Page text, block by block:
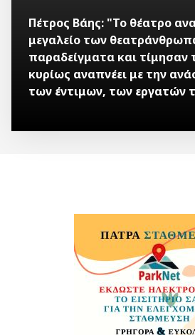
Πέτρος Βάης: "Το θέατρο
μεγαλείο των
παραδείγματα και τίμησαν
κυρίως αναπνέει με την
των έντιμων, των εργατών